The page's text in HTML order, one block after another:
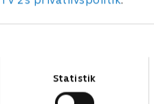
Statistik